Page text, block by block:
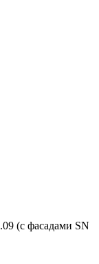
(с фасадами SN